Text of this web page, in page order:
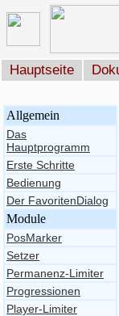
Hauptseite
Allgemein
Das
Hauptprogramm
Erste Schritte
Bedienung
Der FavoritenDialog
Module
PosMarker
Setzer
Permanenz-Limiter
Progressionen
Player-Limiter